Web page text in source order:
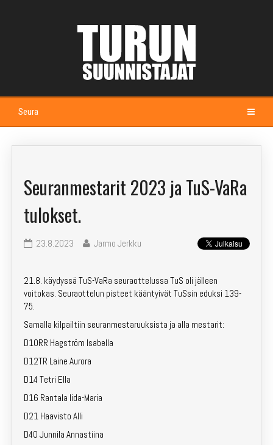
Seura
Etusivu
Emit-vuokraus
Kotisivuarkisto
Yhteystiedot
Liity jäseneksi!
Seuranmestarit 2023 ja TuS-VaRa
tulokset.
23.8.2023 Jarmo Jerkku
21.8. käydyssä TuS-VaRa seuraottelussa TuS oli jälleen
voitokas. Seuraottelun pisteet kääntyivät TuSsin eduksi 139-
75.
Samalla kilpailtiin seuranmestaruuksista ja alla mestarit:
D10RR Hagström Isabella
D12TR Laine Aurora
D14 Tetri Ella
D16 Rantala Iida-Maria
D21 Haavisto Alli
D40 Junnila Annastiina